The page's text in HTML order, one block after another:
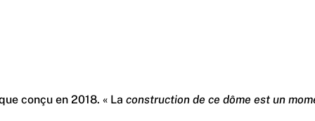
conçu en 2018. « La construction de ce dôme est un